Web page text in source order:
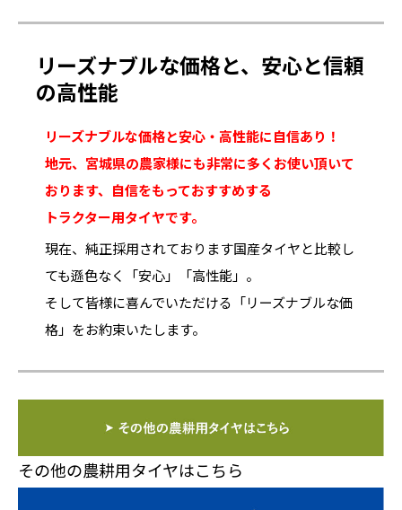
リーズナブルな価格と、安心と信頼
の高性能
リーズナブルな価格と安心・高性能に自信あり！
地元、宮城県の農家様にも非常に多くお使い頂いて
おります、自信をもっておすすめする
トラクター用タイヤです。
現在、純正採用されております国産タイヤと比較し
ても遜色なく「安心」「高性能」。
そして皆様に喜んでいただける「リーズナブルな価
格」をお約束いたします。
その他の農耕用タイヤはこちら